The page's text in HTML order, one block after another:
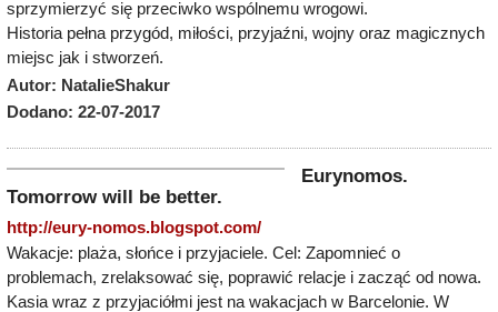
sprzymierzyć się przeciwko wspólnemu wrogowi.
Historia pełna przygód, miłości, przyjaźni, wojny oraz magicznych
miejsc jak i stworzeń.
Autor: NatalieShakur
Dodano: 22-07-2017
Eurynomos.
Tomorrow will be better.
http://eury-nomos.blogspot.com/
Wakacje: plaża, słońce i przyjaciele. Cel: Zapomnieć o
problemach, zrelaksować się, poprawić relacje i zacząć od nowa.
Kasia wraz z przyjaciółmi jest na wakacjach w Barcelonie. W